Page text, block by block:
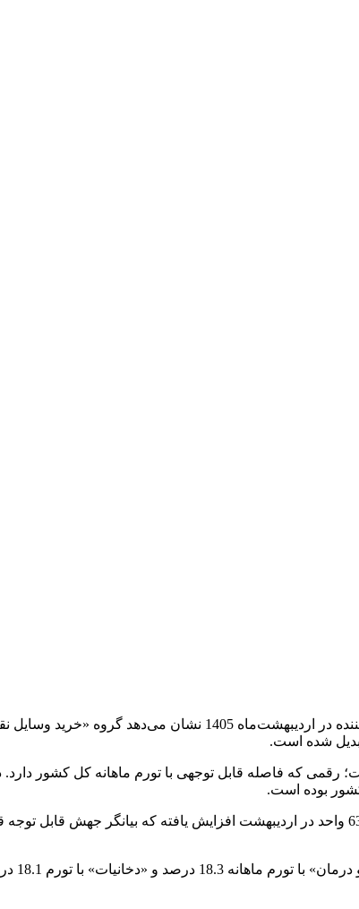
به گزارش خبرنگار اقتصادی خبرگزاری تسنیم،جدیدترین گزارش مرکز آمار ایران از شاخص قیمت
شده است.
بوده است.
آمارهای مرکز آمار ایران نشان می‌دهد شاخص گروه خرید وسایل نقلیه از 496.9 واحد در فروردین‌ماه به 635.9 واحد در
بررسی